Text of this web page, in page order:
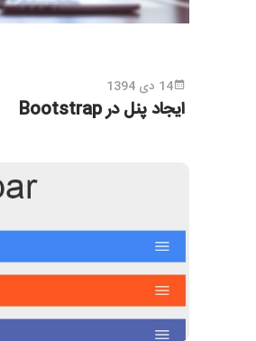
14 دی 1394
ایجاد پنل در Bootstrap